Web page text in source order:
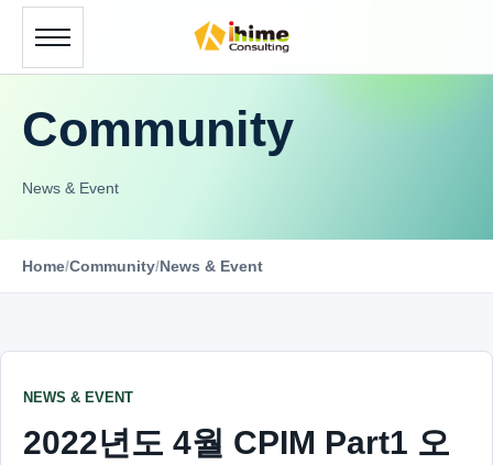
Community
News & Event
Home/Community/News & Event
NEWS & EVENT
2022년도 4월 CPIM Part1 오